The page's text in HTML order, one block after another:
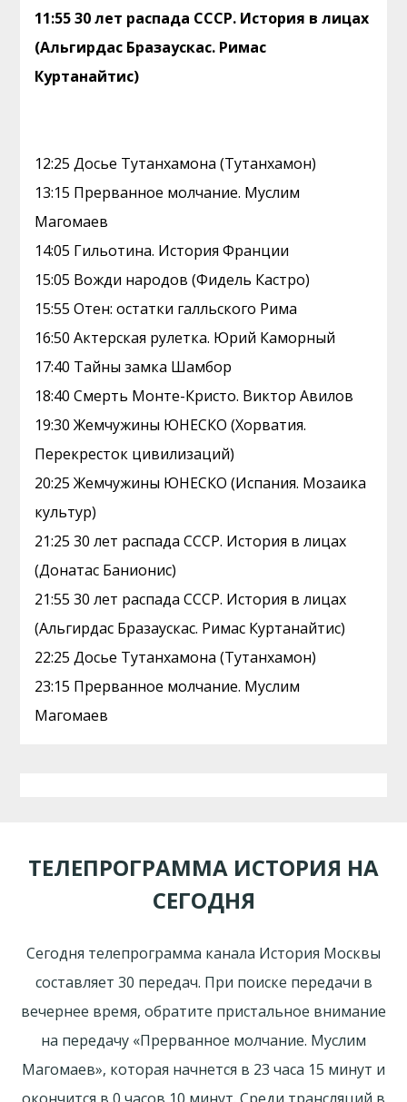
11:55 30 лет распада СССР. История в лицах
(Альгирдас Бразаускас. Римас
Куртанайтис)
12:25 Досье Тутанхамона (Тутанхамон)
13:15 Прерванное молчание. Муслим
Магомаев
14:05 Гильотина. История Франции
15:05 Вожди народов (Фидель Кастро)
15:55 Отен: остатки галльского Рима
16:50 Актерская рулетка. Юрий Каморный
17:40 Тайны замка Шамбор
18:40 Смерть Монте-Кристо. Виктор Авилов
19:30 Жемчужины ЮНЕСКО (Хорватия.
Перекресток цивилизаций)
20:25 Жемчужины ЮНЕСКО (Испания. Мозаика
культур)
21:25 30 лет распада СССР. История в лицах
(Донатас Банионис)
21:55 30 лет распада СССР. История в лицах
(Альгирдас Бразаускас. Римас Куртанайтис)
22:25 Досье Тутанхамона (Тутанхамон)
23:15 Прерванное молчание. Муслим
Магомаев
ТЕЛЕПРОГРАММА ИСТОРИЯ НА
СЕГОДНЯ
Сегодня телепрограмма канала История Москвы
составляет 30 передач. При поиске передачи в
вечернее время, обратите пристальное внимание
на передачу «Прерванное молчание. Муслим
Магомаев», которая начнется в 23 часа 15 минут и
окончится в 0 часов 10 минут. Среди трансляций в